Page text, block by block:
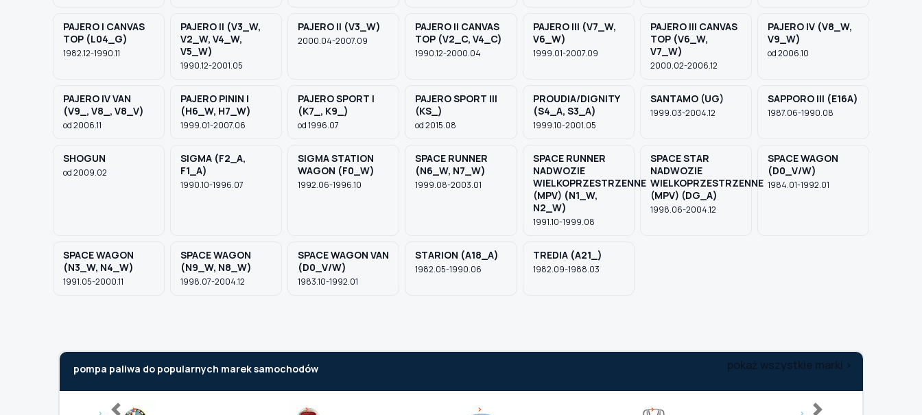
PAJERO I CANVAS
TOP (L04_G)
1982.12-1990.11
PAJERO II (V3_W,
V2_W, V4_W,
V5_W)
1990.12-2001.05
PAJERO II (V3_W)
2000.04-2007.09
PAJERO II CANVAS
TOP (V2_C, V4_C)
1990.12-2000.04
PAJERO III (V7_W,
V6_W)
1999.01-2007.09
PAJERO III CANVAS
TOP (V6_W,
V7_W)
2000.02-2006.12
PAJERO IV (V8_W,
V9_W)
od 2006.10
PAJERO IV VAN
(V9_, V8_, V8_V)
od 2006.11
PAJERO PININ I
(H6_W, H7_W)
1999.01-2007.06
PAJERO SPORT I
(K7_, K9_)
od 1996.07
PAJERO SPORT III
(KS_)
od 2015.08
PROUDIA/DIGNITY
(S4_A, S3_A)
1999.10-2001.05
SANTAMO (UG)
1999.03-2004.12
SAPPORO III (E16A)
1987.06-1990.08
SHOGUN
od 2009.02
SIGMA (F2_A,
F1_A)
1990.10-1996.07
SIGMA STATION
WAGON (F0_W)
1992.06-1996.10
SPACE RUNNER
(N6_W, N7_W)
1999.08-2003.01
SPACE RUNNER
NADWOZIE
WIELKOPRZESTRZENNE
(MPV) (N1_W,
N2_W)
1991.10-1999.08
SPACE STAR
NADWOZIE
WIELKOPRZESTRZENNE
(MPV) (DG_A)
1998.06-2004.12
SPACE WAGON
(D0_V/W)
1984.01-1992.01
SPACE WAGON
(N3_W, N4_W)
1991.05-2000.11
SPACE WAGON
(N9_W, N8_W)
1998.07-2004.12
SPACE WAGON VAN
(D0_V/W)
1983.10-1992.01
STARION (A18_A)
1982.05-1990.06
TREDIA (A21_)
1982.09-1988.03
pompa paliwa do popularnych marek samochodów pokaż wszystkie marki >
Previous